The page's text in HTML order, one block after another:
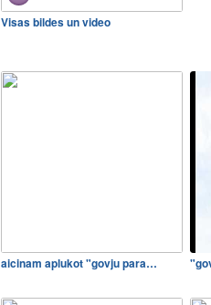
Visas bildes un video
aicinam aplukot "govju para…